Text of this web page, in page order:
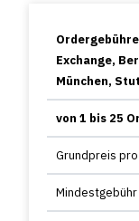
Exchange,
München,
von 1 bis 25
Grundpreis